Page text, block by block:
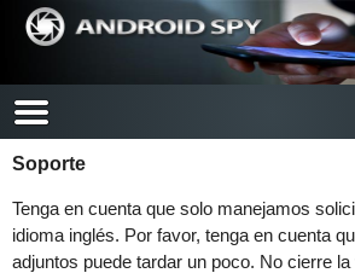
Soporte
Tenga en cuenta que solo manejamos
idioma inglés. Por favor, tenga en cuenta
adjuntos puede tardar un poco. No cierre